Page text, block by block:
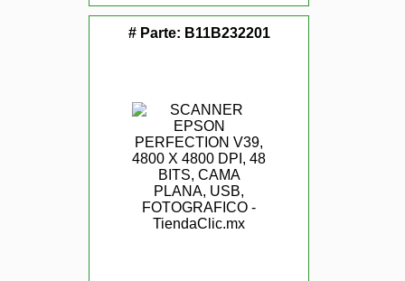
# Parte: B11B232201